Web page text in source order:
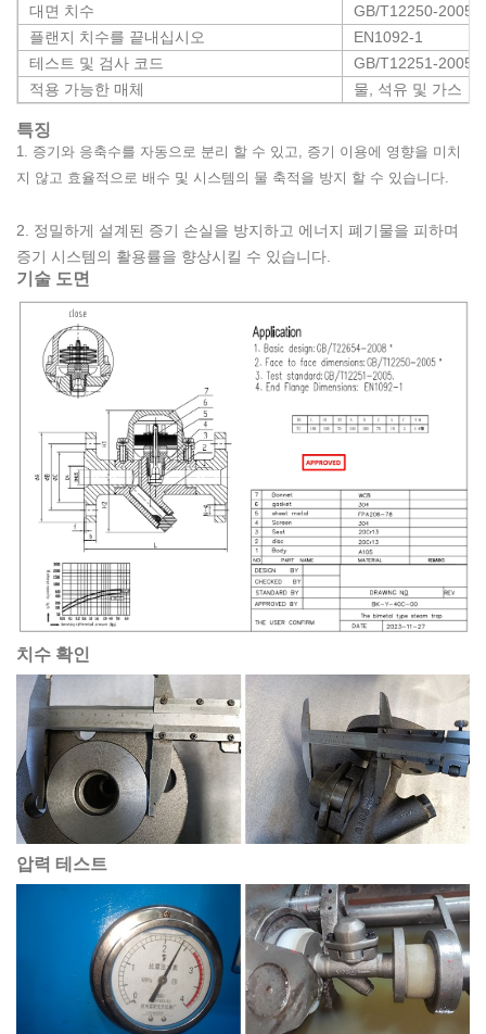
대면 치수
GB/T12250-2005
플랜지 치수를 끝내십시오
EN1092-1
테스트 및 검사 코드
GB/T12251-2005
적용 가능한 매체
물, 석유 및 가스
특징
1. 증기와 응축수를 자동으로 분리 할 수 ​​있고, 증기 이용에 영향을 미치
지 않고 효율적으로 배수 및 시스템의 물 축적을 방지 할 수 있습니다.
2. 정밀하게 설계된 증기 손실을 방지하고 에너지 폐기물을 피하며
증기 시스템의 활용률을 향상시킬 수 있습니다.
기술 도면
치수 확인
압력 테스트